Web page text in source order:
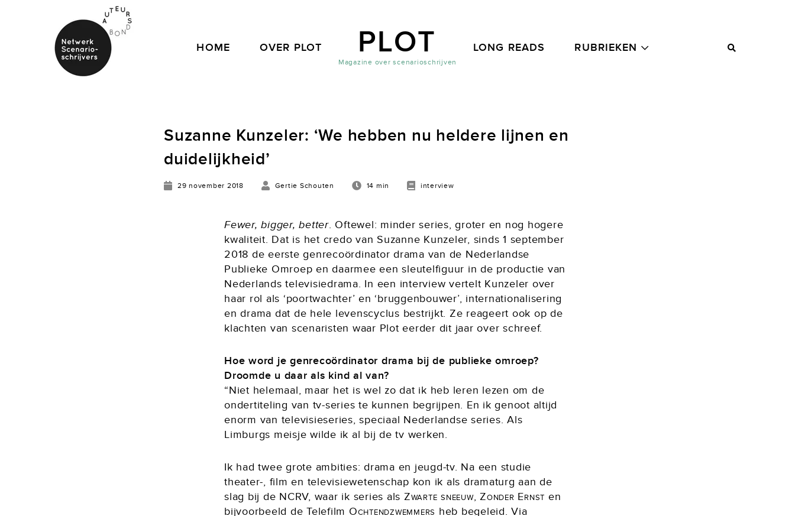
PLOT
Magazine over scenarioschrijven
HOME OVER PLOT LONG READS RUBRIEKEN
Suzanne Kunzeler: ‘We hebben nu heldere lijnen en
duidelijkheid’
29 november 2018 Gertie Schouten 14 min interview
Fewer, bigger, better. Oftewel: minder series, groter en nog hogere
kwaliteit. Dat is het credo van Suzanne Kunzeler, sinds 1 september
2018 de eerste genrecoördinator drama van de Nederlandse
Publieke Omroep en daarmee een sleutelfiguur in de productie van
Nederlands televisiedrama. In een interview vertelt Kunzeler over
haar rol als ‘poortwachter’ en ‘bruggenbouwer’, internationalisering
en drama dat de hele levenscyclus bestrijkt. Ze reageert ook op de
klachten van scenaristen waar Plot eerder dit jaar over schreef.
Hoe word je genrecoördinator drama bij de publieke omroep?
Droomde u daar als kind al van?
“Niet helemaal, maar het is wel zo dat ik heb leren lezen om de
ondertiteling van tv-series te kunnen begrijpen. En ik genoot altijd
enorm van televisieseries, speciaal Nederlandse series. Als
Limburgs meisje wilde ik al bij de tv werken.
Ik had twee grote ambities: drama en jeugd-tv. Na een studie
theater-, film en televisiewetenschap kon ik als dramaturg aan de
slag bij de NCRV, waar ik series als Zwarte sneeuw, Zonder Ernst en
bijvoorbeeld de Telefilm Ochtendzwemmers heb begeleid. Via